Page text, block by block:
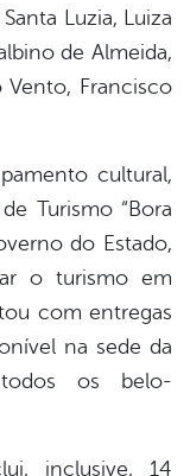
Luzia, Luiza
de Almeida,
Vento, Francisco
cultural,
Turismo “Bora
do Estado,
o turismo em
com entregas
na sede da
os belo-
inclusive, 14